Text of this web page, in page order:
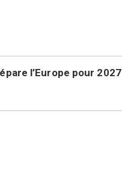
l’Europe pour 2027